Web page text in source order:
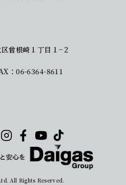
曾根崎１丁目１−２
：06-6364-8611
All Rights Reserved.